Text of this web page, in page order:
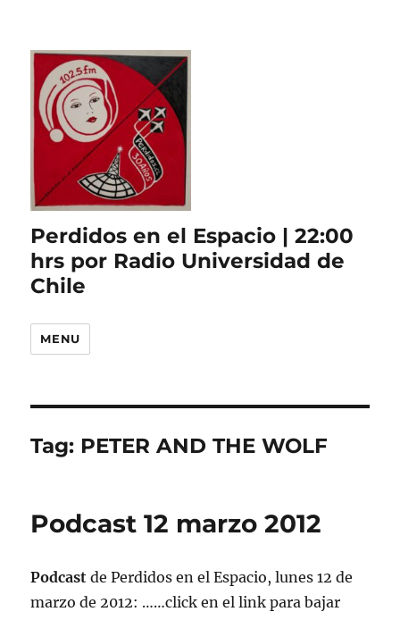
Perdidos en el Espacio | 22:00
hrs por Radio Universidad de
Chile
MENU
Tag: PETER AND THE WOLF
Podcast 12 marzo 2012
Podcastde Perdidos en el Espacio, lunes 12 de
marzo de 2012: ……click en el link para bajar